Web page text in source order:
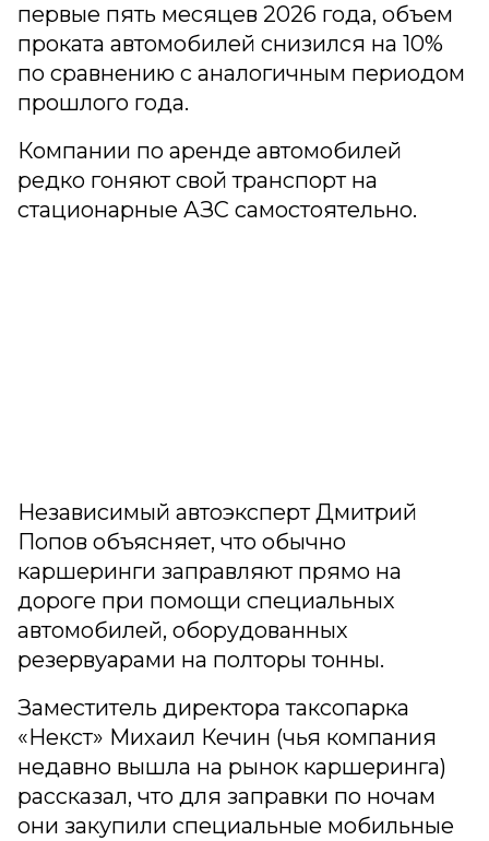
первые пять месяцев 2026 года, объем
проката автомобилей снизился на 10%
по сравнению с аналогичным периодом
прошлого года.
Компании по аренде автомобилей
редко гоняют свой транспорт на
стационарные АЗС самостоятельно.
Независимый автоэксперт Дмитрий
Попов объясняет, что обычно
каршеринги заправляют прямо на
дороге при помощи специальных
автомобилей, оборудованных
резервуарами на полторы тонны.
Заместитель директора таксопарка
«Некст» Михаил Кечин (чья компания
недавно вышла на рынок каршеринга)
рассказал, что для заправки по ночам
они закупили специальные мобильные